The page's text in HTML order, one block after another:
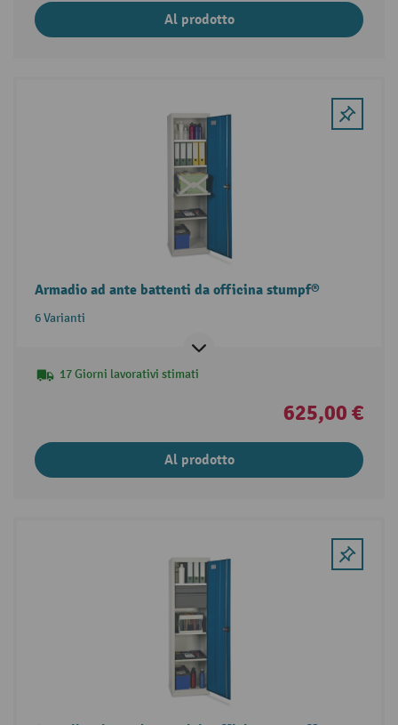
Al prodotto
Armadio ad ante battenti da officina stumpf®
6 Varianti
17 Giorni lavorativi stimati
625,00 €
Al prodotto